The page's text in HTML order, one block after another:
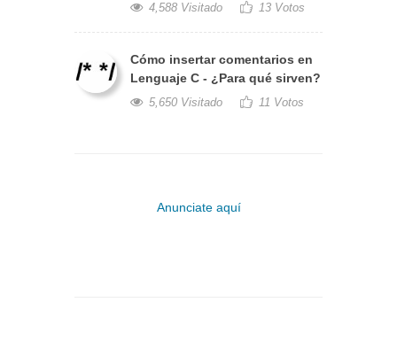
4,588 Visitado 13 Votos
Cómo insertar comentarios en
Lenguaje C - ¿Para qué sirven?
5,650 Visitado 11 Votos
Anunciate aquí